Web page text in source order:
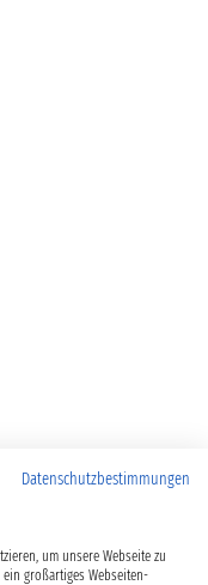
Datenschutzbestimmungen
um unsere Webseite zu
großartiges Webseiten-